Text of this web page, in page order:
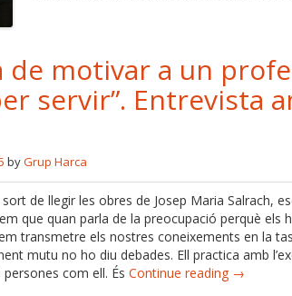
de motivar a un
servir”. Entrevista
byGrup Harca
de llegir les obres de Josep Maria Salrach,
que quan parla de la preocupació perquè els
transmetre els nostres coneixements en la
mutu no ho diu debades. Ell practica amb
com ell. És Continue reading →